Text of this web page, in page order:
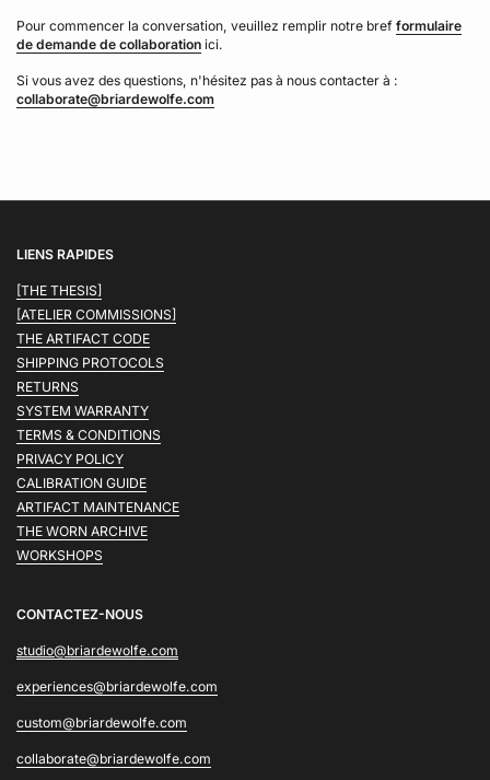
Pour commencer la conversation, veuillez remplir notre bref formulaire
de demande de collaboration ici.
Si vous avez des questions, n'hésitez pas à nous contacter à :
collaborate@briardewolfe.com
LIENS RAPIDES
[THE THESIS]
[ATELIER COMMISSIONS]
THE ARTIFACT CODE
SHIPPING PROTOCOLS
RETURNS
SYSTEM WARRANTY
TERMS & CONDITIONS
PRIVACY POLICY
CALIBRATION GUIDE
ARTIFACT MAINTENANCE
THE WORN ARCHIVE
WORKSHOPS
CONTACTEZ-NOUS
studio@briardewolfe.com
experiences@briardewolfe.com
custom@briardewolfe.com
collaborate@briardewolfe.com